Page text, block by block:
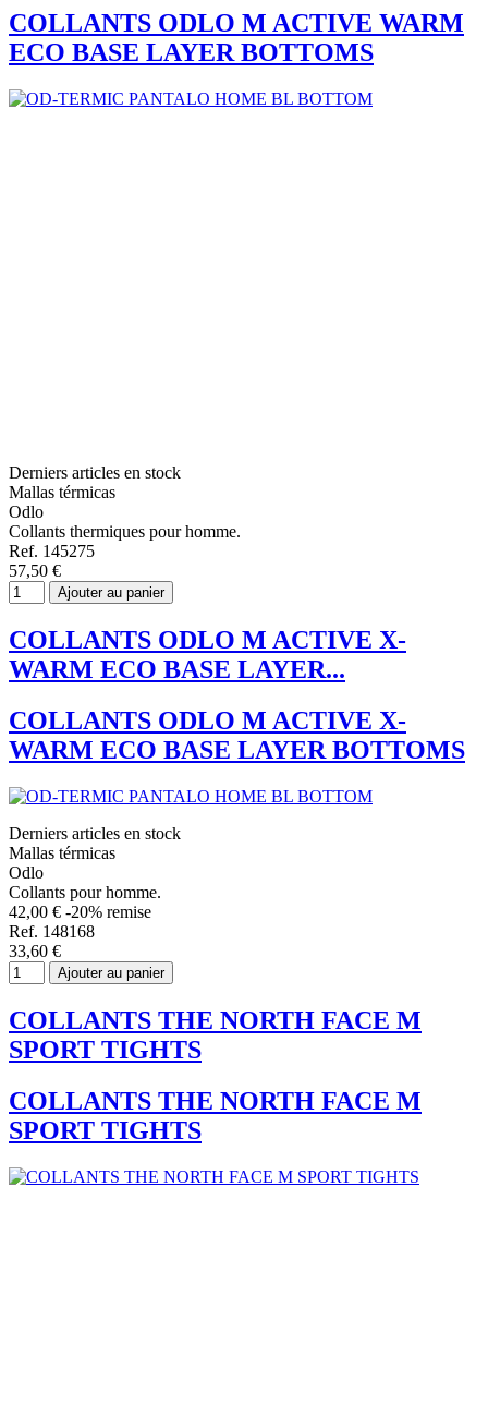
COLLANTS ODLO M ACTIVE WARM
ECO BASE LAYER BOTTOMS
Derniers articles en stock
Mallas térmicas
Odlo
Collants thermiques pour homme.
Ref. 145275
57,50 €
Ajouter au panier
COLLANTS ODLO M ACTIVE X-
WARM ECO BASE LAYER...
COLLANTS ODLO M ACTIVE X-
WARM ECO BASE LAYER BOTTOMS
Derniers articles en stock
Mallas térmicas
Odlo
Collants pour homme.
42,00 € -20% remise
Ref. 148168
33,60 €
Ajouter au panier
COLLANTS THE NORTH FACE M
SPORT TIGHTS
COLLANTS THE NORTH FACE M
SPORT TIGHTS